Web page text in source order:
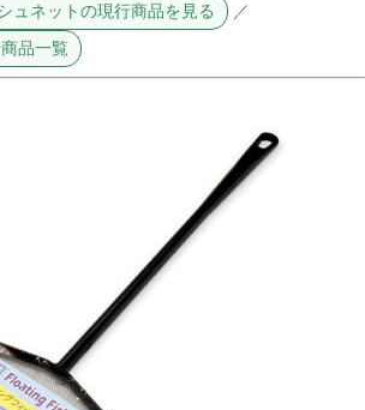
ュネットの現行商品を見る ／
商品一覧